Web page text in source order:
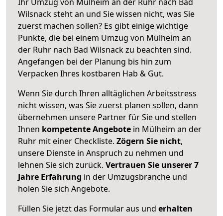
Wilsnack steht an und Sie wissen nicht, was Sie
zuerst machen sollen? Es gibt einige wichtige
Punkte, die bei einem Umzug von Mülheim an
der Ruhr nach Bad Wilsnack zu beachten sind.
Angefangen bei der Planung bis hin zum
Verpacken Ihres kostbaren Hab & Gut.
Wenn Sie durch Ihren alltäglichen Arbeitsstress
nicht wissen, was Sie zuerst planen sollen, dann
übernehmen unsere Partner für Sie und stellen
Ihnen kompetente Angebote in Mülheim an der
Ruhr mit einer Checkliste. Zögern Sie nicht,
unsere Dienste in Anspruch zu nehmen und
lehnen Sie sich zurück. Vertrauen Sie unserer 7
Jahre Erfahrung in der Umzugsbranche und
holen Sie sich Angebote.
Füllen Sie jetzt das Formular aus und erhalten